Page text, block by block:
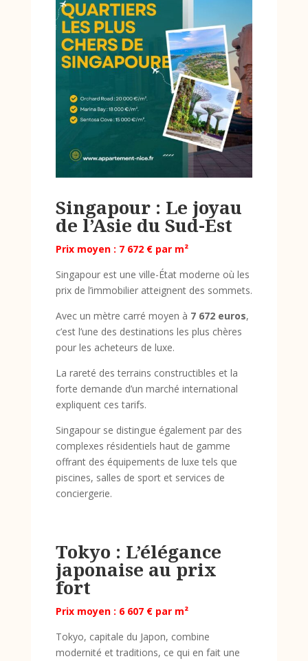
Singapour : Le joyau
de l’Asie du Sud-Est
Prix moyen : 7 672 € par m²
Singapour est une ville-État moderne où les
prix de l’immobilier atteignent des sommets.
Avec un mètre carré moyen à 7 672 euros,
c’est l’une des destinations les plus chères
pour les acheteurs de luxe.
La rareté des terrains constructibles et la
forte demande d’un marché international
expliquent ces tarifs.
Singapour se distingue également par des
complexes résidentiels haut de gamme
offrant des équipements de luxe tels que
piscines, salles de sport et services de
conciergerie.
Tokyo : L’élégance
japonaise au prix
fort
Prix moyen : 6 607 € par m²
Tokyo, capitale du Japon, combine
modernité et traditions, ce qui en fait une